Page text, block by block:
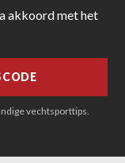
akkoord met het
vechtsporttips.